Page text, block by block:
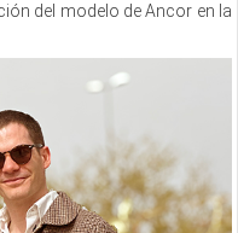
del modelo de Ancor en la